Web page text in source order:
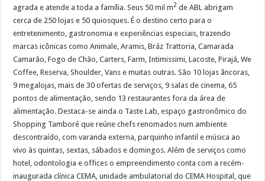
agrada e atende a toda a família. Seus 50 mil m2 de ABL abrigam
cerca de 250 lojas e 50 quiosques. É o destino certo para o
entretenimento, gastronomia e experiências especiais, trazendo
marcas icônicas como Animale, Aramis, Bráz Trattoria, Camarada
Camarão, Fogo de Chão, Carters, Farm, Intimissimi, Lacoste, Pirajá, We
Coffee, Reserva, Shoulder, Vans e muitas outras. São 10 lojas âncoras,
9 megalojas, mais de 30 ofertas de serviços, 9 salas de cinema, 65
pontos de alimentação, sendo 13 restaurantes fora da área de
alimentação. Destaca-se ainda o Taste Lab, espaço gastronômico do
Shopping Tamboré que reúne chefs renomados num ambiente
descontraído, com varanda externa, parquinho infantil e música ao
vivo às quintas, sextas, sábados e domingos. Além de serviços como
hotel, odontologia e offices o empreendimento conta com a recém-
inaugurada clínica CEMA, unidade ambulatorial do CEMA Hospital, que